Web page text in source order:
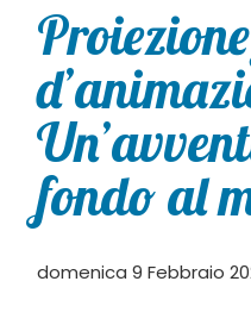
fondo al
domenica 9 Febbraio